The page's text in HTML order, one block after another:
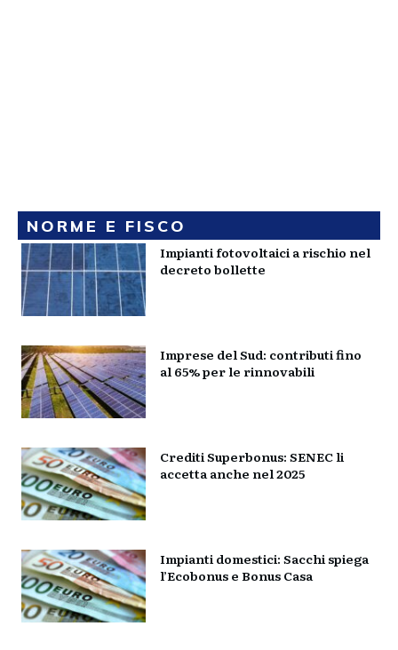
NORME E FISCO
Impianti fotovoltaici a rischio nel
decreto bollette
Imprese del Sud: contributi fino
al 65% per le rinnovabili
Crediti Superbonus: SENEC li
accetta anche nel 2025
Impianti domestici: Sacchi spiega
l’Ecobonus e Bonus Casa